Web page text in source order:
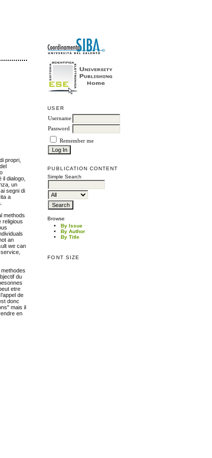
USER
Username
Password
Remember me
PUBLICATION CONTENT
Simple Search
Browse
By Issue
By Author
By Title
FONT SIZE
propri,
dialogo,
un
segni di
a
methods
religious
an
we can
du
etre
de
donc
mais il
en